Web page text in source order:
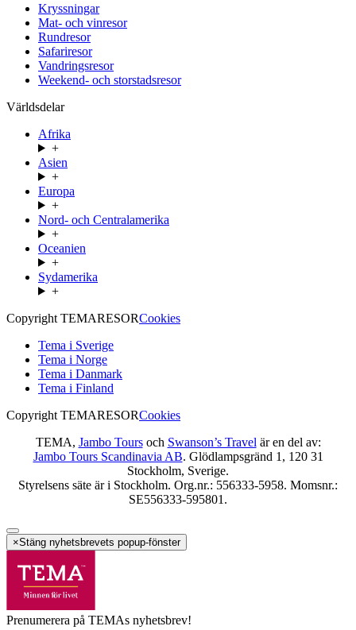
Kryssningar
Mat- och vinresor
Rundresor
Safariresor
Vandringsresor
Weekend- och storstadsresor
Världsdelar
Afrika
+
Asien
+
Europa
+
Nord- och Centralamerika
+
Oceanien
+
Sydamerika
+
Copyright TEMARESORCookies
Tema i Sverige
Tema i Norge
Tema i Danmark
Tema i Finland
Copyright TEMARESORCookies
TEMA, Jambo Toursoch Swanson’s Travel är en del av:
Jambo Tours Scandinavia AB. Glödlampsgränd 1, 120 31
Stockholm, Sverige.
Styrelsens säte är i Stockholm. Org.nr.: 556333-5958. Momsnr.:
SE556333-595801.
×Stäng nyhetsbrevets popup-fönster
Prenumerera på TEMAs nyhetsbrev!